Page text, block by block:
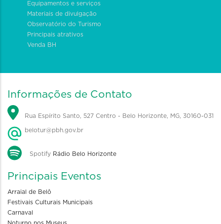
Equipamentos e serviços
Materiais de divulgação
Observatório do Turismo
Principais atrativos
Venda BH
Informações de Contato
Rua Espírito Santo, 527 Centro - Belo Horizonte, MG, 30160-031
belotur@pbh.gov.br
Spotify Rádio Belo Horizonte
Principais Eventos
Arraial de Belô
Festivais Culturais Municipais
Carnaval